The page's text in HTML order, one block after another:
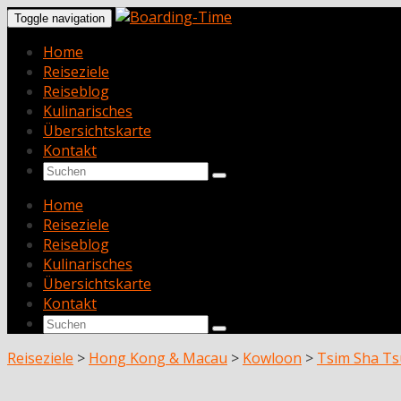
Toggle navigation
Home
Reiseziele
Reiseblog
Kulinarisches
Übersichtskarte
Kontakt
Home
Reiseziele
Reiseblog
Kulinarisches
Übersichtskarte
Kontakt
Reiseziele > Hong Kong & Macau > Kowloon > Tsim Sha